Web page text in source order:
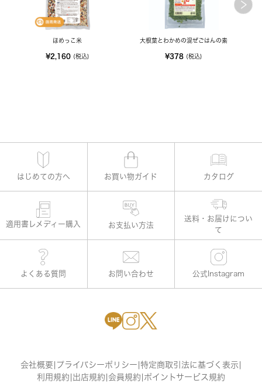
ほめっこ米
¥2,160 (税込)
大根葉とわかめの混ぜごはんの素
¥378 (税込)
はじめての方へ お買い物ガイド カタログ
適用書レメディー購入 お支払い方法
よくある質問 お問い合わせ 公式Instagram
会社概要 プライバシーポリシー 特定商取引法に基づく表示
利用規約 出店規約 会員規約 ポイントサービス規約